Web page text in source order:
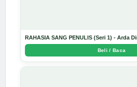
RAHASIA SANG PENULIS (Seri 1) - Arda
Beli / Baca